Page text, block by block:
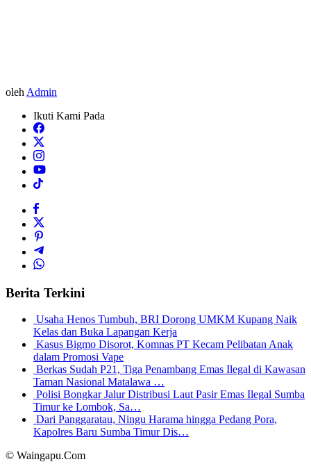
oleh Admin
Ikuti Kami Pada
Berita Terkini
Usaha Henos Tumbuh, BRI Dorong UMKM Kupang Naik
Kelas dan Buka Lapangan Kerja
Kasus Bigmo Disorot, Komnas PT Kecam Pelibatan Anak
dalam Promosi Vape
Berkas Sudah P21, Tiga Penambang Emas Ilegal di Kawasan
Taman Nasional Matalawa …
Polisi Bongkar Jalur Distribusi Laut Pasir Emas Ilegal Sumba
Timur ke Lombok, Sa…
Dari Panggaratau, Ningu Harama hingga Pedang Pora,
Kapolres Baru Sumba Timur Dis…
© Waingapu.Com